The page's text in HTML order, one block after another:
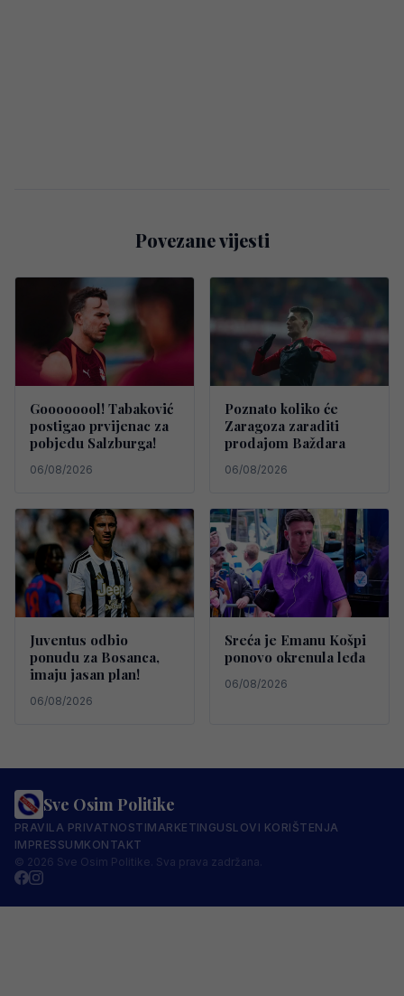
Povezane vijesti
Goooooool! Tabaković
postigao prvijenac za
pobjedu Salzburga!
06/08/2026
Poznato koliko će
Zaragoza zaraditi
prodajom Baždara
06/08/2026
Juventus odbio
ponudu za Bosanca,
imaju jasan plan!
06/08/2026
Sreća je Emanu Košpi
ponovo okrenula leđa
06/08/2026
Sve Osim Politike
PRAVILA PRIVATNOSTIMARKETINGUSLOVI KORIŠTENJA
IMPRESSUMKONTAKT
© 2026 Sve Osim Politike. Sva prava zadržana.